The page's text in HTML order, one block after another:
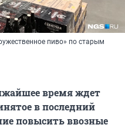
пиво» по старым
время ждет
в последний
повысить ввозные